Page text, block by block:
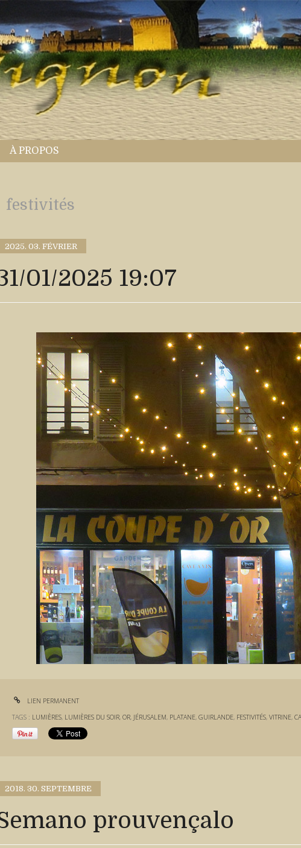
À PROPOS
festivités
2025. 03. FÉVRIER
01/2025 19:07
LIEN PERMANENT
TAGS : LUMIÈRES, LUMIÈRES DU SOIR, OR, JÉRUSALEM, PLATANE, GUIRLANDE, FESTIVITÉS, VITRINE,
2018. 30. SEPTEMBRE
prouvençalo